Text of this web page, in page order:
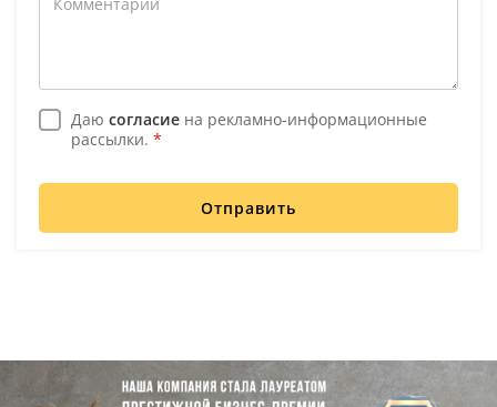
Даю согласие на рекламно-информационные
рассылки. *
Отправить